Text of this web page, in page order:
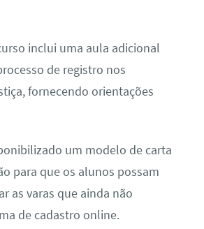
inclui uma aula adicional
de registro nos
fornecendo orientações
um modelo de carta
para que os alunos possam
as varas que ainda não
de cadastro online.